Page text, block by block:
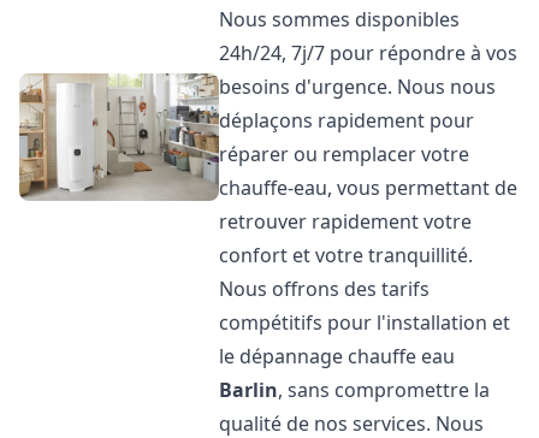
Nous sommes disponibles
24h/24, 7j/7 pour répondre à vos
besoins d'urgence. Nous nous
déplaçons rapidement pour
réparer ou remplacer votre
chauffe-eau, vous permettant de
retrouver rapidement votre
confort et votre tranquillité.
Nous offrons des tarifs
compétitifs pour l'installation et
le dépannage chauffe eau
Barlin, sans compromettre la
qualité de nos services. Nous